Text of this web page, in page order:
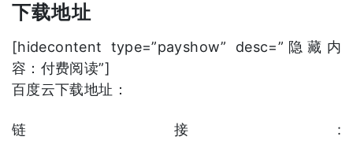
下载地址
[hidecontent type=”payshow” desc=”隐藏内
容：付费阅读”]
百度云下载地址：
链接: